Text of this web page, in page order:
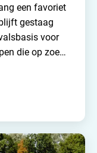
een favoriet
gestaag
voor
die op zoek